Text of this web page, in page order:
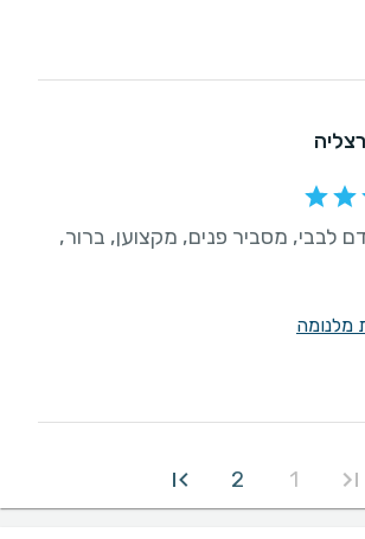
לבבי, מסביר פנים, מקצוען, ברור,
מלנומה
1
2